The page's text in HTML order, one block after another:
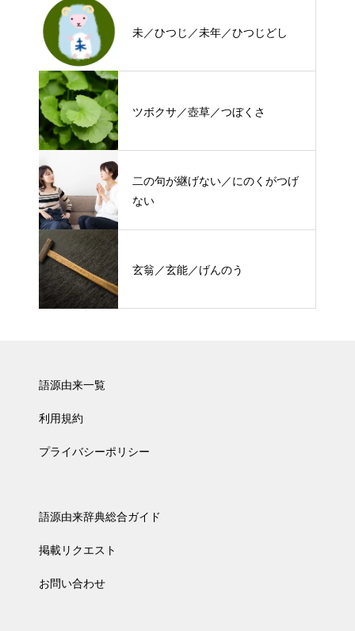
未／ひつじ／未年／ひつじどし
ツボクサ／壺草／つぼくさ
二の句が継げない／にのくがつげ
ない
玄翁／玄能／げんのう
語源由来一覧
利用規約
プライバシーポリシー
語源由来辞典総合ガイド
掲載リクエスト
お問い合わせ